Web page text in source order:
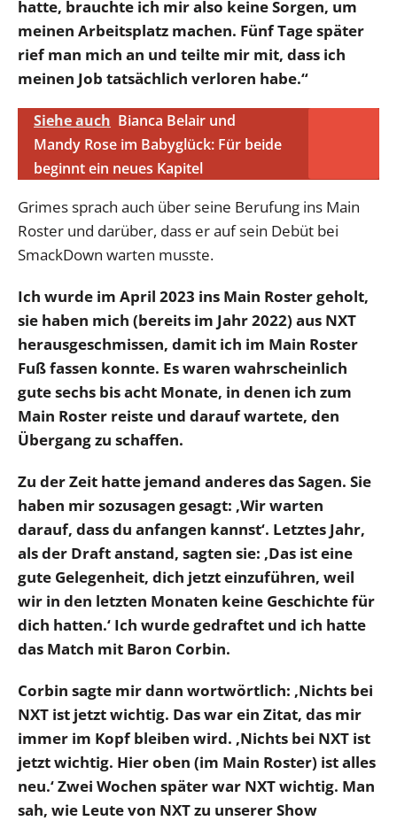
hatte, brauchte ich mir also keine Sorgen, um
meinen Arbeitsplatz machen. Fünf Tage später
rief man mich an und teilte mir mit, dass ich
meinen Job tatsächlich verloren habe.“
Siehe auch Bianca Belair und
Mandy Rose im Babyglück: Für beide
beginnt ein neues Kapitel
Grimes sprach auch über seine Berufung ins Main
Roster und darüber, dass er auf sein Debüt bei
SmackDown warten musste.
Ich wurde im April 2023 ins Main Roster geholt,
sie haben mich (bereits im Jahr 2022) aus NXT
herausgeschmissen, damit ich im Main Roster
Fuß fassen konnte. Es waren wahrscheinlich
gute sechs bis acht Monate, in denen ich zum
Main Roster reiste und darauf wartete, den
Übergang zu schaffen.
Zu der Zeit hatte jemand anderes das Sagen. Sie
haben mir sozusagen gesagt: ‚Wir warten
darauf, dass du anfangen kannst‘. Letztes Jahr,
als der Draft anstand, sagten sie: ‚Das ist eine
gute Gelegenheit, dich jetzt einzuführen, weil
wir in den letzten Monaten keine Geschichte für
dich hatten.‘ Ich wurde gedraftet und ich hatte
das Match mit Baron Corbin.
Corbin sagte mir dann wortwörtlich: ‚Nichts bei
NXT ist jetzt wichtig. Das war ein Zitat, das mir
immer im Kopf bleiben wird. ‚Nichts bei NXT ist
jetzt wichtig. Hier oben (im Main Roster) ist alles
neu.‘ Zwei Wochen später war NXT wichtig. Man
sah, wie Leute von NXT zu unserer Show